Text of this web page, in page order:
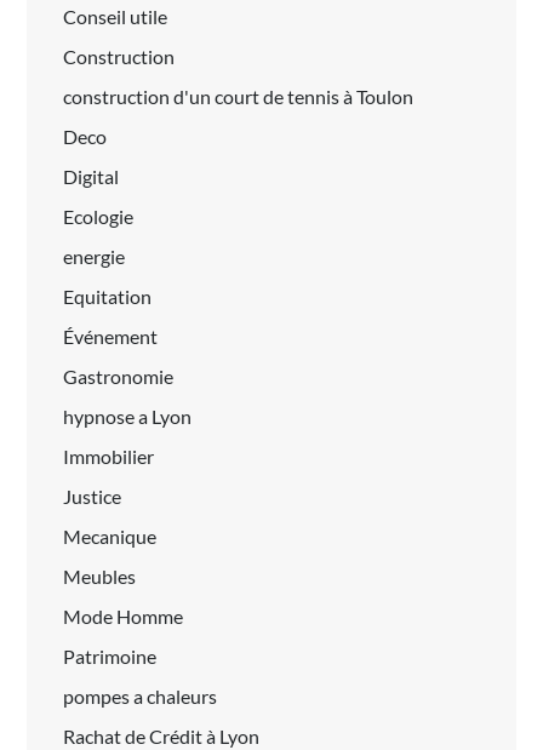
Conseil utile
Construction
construction d'un court de tennis à Toulon
Deco
Digital
Ecologie
energie
Equitation
Événement
Gastronomie
hypnose a Lyon
Immobilier
Justice
Mecanique
Meubles
Mode Homme
Patrimoine
pompes a chaleurs
Rachat de Crédit à Lyon